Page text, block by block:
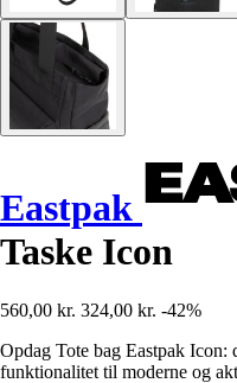
Eastpak
Taske Icon
560,00 kr. 324,00 kr. -42%
Opdag Tote bag Eastpak
funktionalitet til moderne og